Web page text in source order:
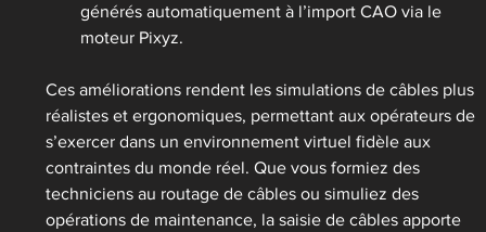
générés automatiquement à l’import CAO via le
moteur Pixyz.
Ces améliorations rendent les simulations de câbles plus
réalistes et ergonomiques, permettant aux opérateurs de
s’exercer dans un environnement virtuel fidèle aux
contraintes du monde réel. Que vous formiez des
techniciens au routage de câbles ou simuliez des
opérations de maintenance, la saisie de câbles apporte